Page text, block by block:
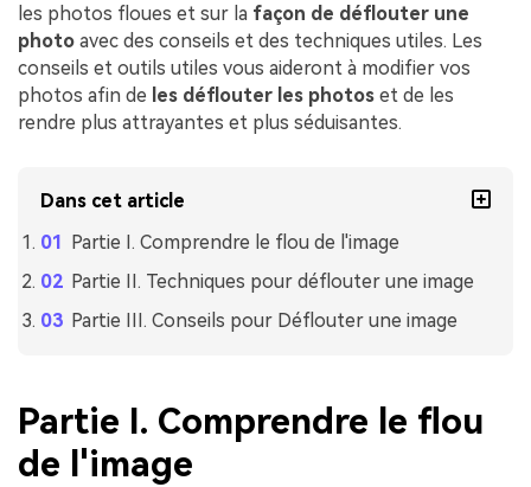
les photos floues et sur la façon de déflouter une
photo avec des conseils et des techniques utiles. Les
conseils et outils utiles vous aideront à modifier vos
photos afin de les déflouter les photos et de les
rendre plus attrayantes et plus séduisantes.
Dans cet article
Partie I. Comprendre le flou de l'image
Partie II. Techniques pour déflouter une image
Partie III. Conseils pour Déflouter une image
Partie I. Comprendre le flou
de l'image